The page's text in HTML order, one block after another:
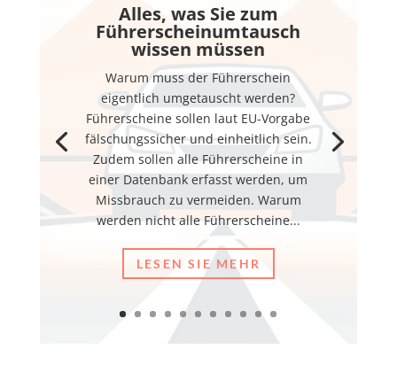
Alles, was Sie zum
Führerscheinumtausch
wissen müssen
Warum muss der Führerschein
eigentlich umgetauscht werden?
Führerscheine sollen laut EU-Vorgabe
fälschungssicher und einheitlich sein.
Zudem sollen alle Führerscheine in
einer Datenbank erfasst werden, um
Missbrauch zu vermeiden. Warum
werden nicht alle Führerscheine...
LESEN SIE MEHR